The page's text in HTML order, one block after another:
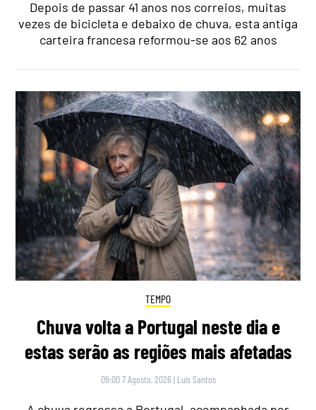
Depois de passar 41 anos nos correios, muitas
vezes de bicicleta e debaixo de chuva, esta antiga
carteira francesa reformou-se aos 62 anos
TEMPO
Chuva volta a Portugal neste dia e
estas serão as regiões mais afetadas
09:00 7 Agosto, 2026 | Luís Santos